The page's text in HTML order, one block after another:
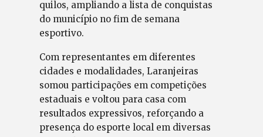
quilos, ampliando a lista de conquistas
do município no fim de semana
esportivo.
Com representantes em diferentes
cidades e modalidades, Laranjeiras
somou participações em competições
estaduais e voltou para casa com
resultados expressivos, reforçando a
presença do esporte local em diversas